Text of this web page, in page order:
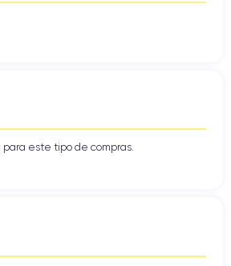
este tipo de compras.